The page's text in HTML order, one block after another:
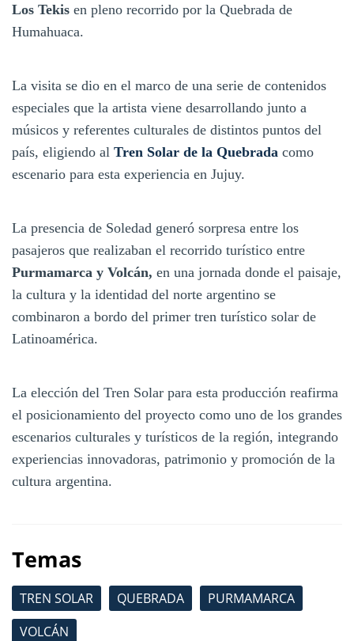
Los Tekis en pleno recorrido por la Quebrada de
Humahuaca.
La visita se dio en el marco de una serie de contenidos
especiales que la artista viene desarrollando junto a
músicos y referentes culturales de distintos puntos del
país, eligiendo al Tren Solar de la Quebrada como
escenario para esta experiencia en Jujuy.
La presencia de Soledad generó sorpresa entre los
pasajeros que realizaban el recorrido turístico entre
Purmamarca y Volcán, en una jornada donde el paisaje,
la cultura y la identidad del norte argentino se
combinaron a bordo del primer tren turístico solar de
Latinoamérica.
La elección del Tren Solar para esta producción reafirma
el posicionamiento del proyecto como uno de los grandes
escenarios culturales y turísticos de la región, integrando
experiencias innovadoras, patrimonio y promoción de la
cultura argentina.
Temas
TREN SOLAR QUEBRADA
PURMAMARCA
VOLCÁN